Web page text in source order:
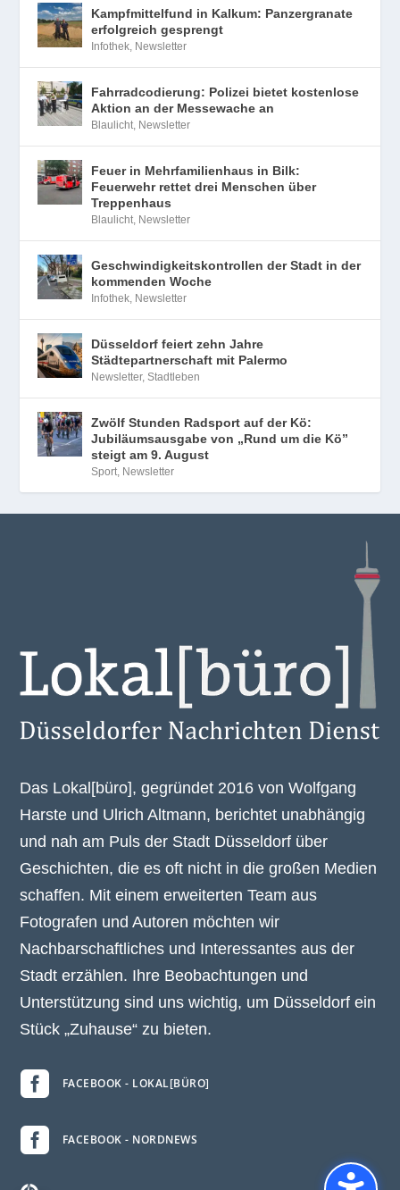
Kampfmittelfund in Kalkum: Panzergranate
erfolgreich gesprengt
Infothek, Newsletter
Fahrradcodierung: Polizei bietet kostenlose
Aktion an der Messewache an
Blaulicht, Newsletter
Feuer in Mehrfamilienhaus in Bilk:
Feuerwehr rettet drei Menschen über
Treppenhaus
Blaulicht, Newsletter
Geschwindigkeitskontrollen der Stadt in der
kommenden Woche
Infothek, Newsletter
Düsseldorf feiert zehn Jahre
Städtepartnerschaft mit Palermo
Newsletter,Stadtleben
Zwölf Stunden Radsport auf der Kö:
Jubiläumsausgabe von „Rund um die Kö”
steigt am 9. August
Sport, Newsletter
Das Lokal[büro], gegründet 2016 von Wolfgang
Harste und Ulrich Altmann, berichtet unabhängig
und nah am Puls der Stadt Düsseldorf über
Geschichten, die es oft nicht in die großen Medien
schaffen. Mit einem erweiterten Team aus
Fotografen und Autoren möchten wir
Nachbarschaftliches und Interessantes aus der
Stadt erzählen. Ihre Beobachtungen und
Unterstützung sind uns wichtig, um Düsseldorf ein
Stück „Zuhause“ zu bieten.
 FACEBOOK - LOKAL[BÜRO]
 FACEBOOK - NORDNEWS